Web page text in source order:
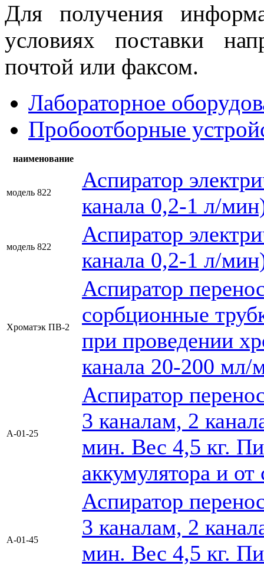
Для получения
условиях поставки
почтой или факсом.
Лабораторное
Пробоотборные
наименование
модель 822
Аспиратор
канала 0,2-1 л/
модель 822
Аспиратор
канала 0,2-1 л/
Хроматэк ПВ-2
Аспиратор
сорбционные
при проведении
канала 20-200 мл/
А-01-25
Аспиратор
3 каналам, 2
мин. Вес 4,5 кг.
аккумулятора и от
А-01-45
Аспиратор
3 каналам, 2
мин. Вес 4,5 кг.